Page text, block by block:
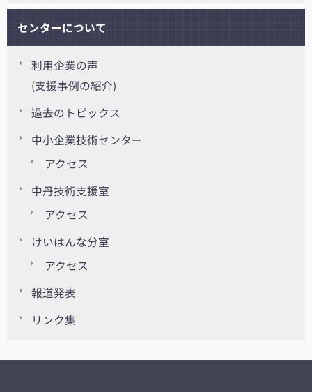
センターについて
利用企業の声
(支援事例の紹介)
過去のトピックス
中小企業技術センター
アクセス
中丹技術支援室
アクセス
けいはんな分室
アクセス
報道発表
リンク集